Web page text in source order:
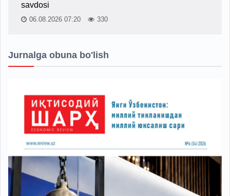
savdosi
06.08.2026 07:20 330
Jurnalga obuna bo'lish